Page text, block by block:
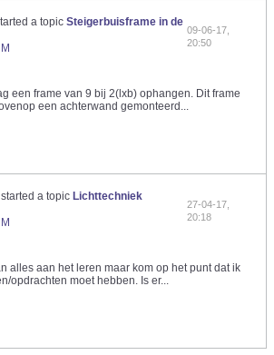
a topicSteigerbuisframe in de
09-06-17,
20:50
een frame van 9 bij 2(lxb) ophangen. Dit frame
een achterwand gemonteerd...
started a topic Lichttechniek
27-04-17,
20:18
alles aan het leren maar kom op het punt dat ik
opdrachten moet hebben. Is er...